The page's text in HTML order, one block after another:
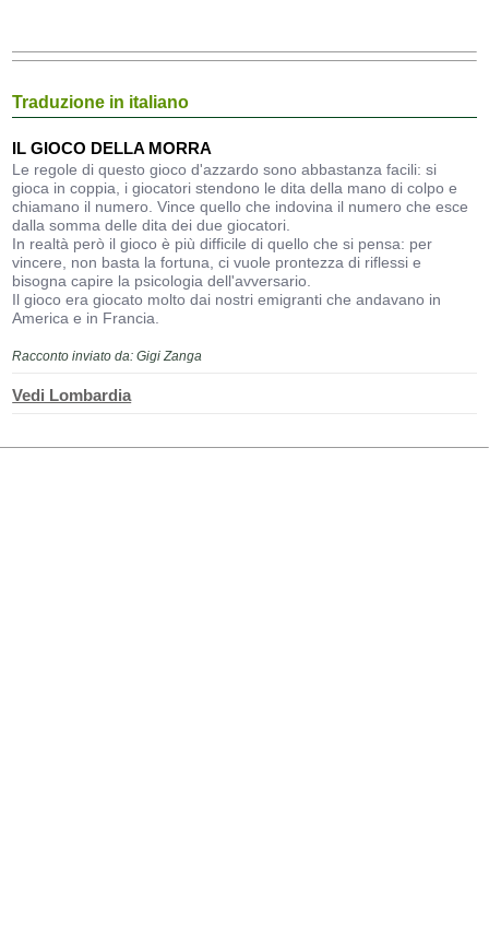
Traduzione in italiano
IL GIOCO DELLA MORRA
Le regole di questo gioco d'azzardo sono abbastanza facili: si
gioca in coppia, i giocatori stendono le dita della mano di colpo e
chiamano il numero. Vince quello che indovina il numero che esce
dalla somma delle dita dei due giocatori.
In realtà però il gioco è più difficile di quello che si pensa: per
vincere, non basta la fortuna, ci vuole prontezza di riflessi e
bisogna capire la psicologia dell'avversario.
Il gioco era giocato molto dai nostri emigranti che andavano in
America e in Francia.
Racconto inviato da: Gigi Zanga
Vedi Lombardia